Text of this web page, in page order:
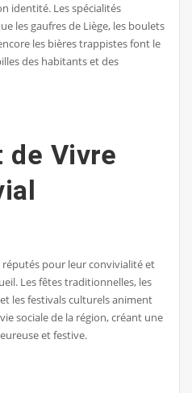
identité. Les spécialités
les gaufres de Liège, les boulets
les bières trappistes font le
des habitants et des
de Vivre
réputés pour leur convivialité et
Les fêtes traditionnelles, les
les festivals culturels animent
sociale de la région, créant une
et festive.